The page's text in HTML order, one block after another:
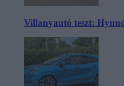
Villanyautó teszt: